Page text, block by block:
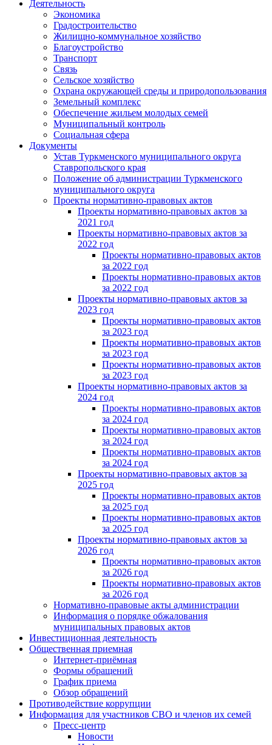
Деятельность
Экономика
Градостроительство
Жилищно-коммунальное хозяйство
Благоустройство
Транспорт
Связь
Сельское хозяйство
Охрана окружающей среды и природопользования
Земельный комплекс
Обеспечение жильем молодых семей
Муниципальный контроль
Социальная сфера
Документы
Устав Туркменского муниципального округа
Ставропольского края
Положение об администрации Туркменского
муниципального округа
Проекты нормативно-правовых актов
Проекты нормативно-правовых актов за
2021 год
Проекты нормативно-правовых актов за
2022 год
Проекты нормативно-правовых актов
за 2022 год
Проекты нормативно-правовых актов
за 2022 год
Проекты нормативно-правовых актов за
2023 год
Проекты нормативно-правовых актов
за 2023 год
Проекты нормативно-правовых актов
за 2023 год
Проекты нормативно-правовых актов
за 2023 год
Проекты нормативно-правовых актов за
2024 год
Проекты нормативно-правовых актов
за 2024 год
Проекты нормативно-правовых актов
за 2024 год
Проекты нормативно-правовых актов
за 2024 год
Проекты нормативно-правовых актов за
2025 год
Проекты нормативно-правовых актов
за 2025 год
Проекты нормативно-правовых актов
за 2025 год
Проекты нормативно-правовых актов за
2026 год
Проекты нормативно-правовых актов
за 2026 год
Проекты нормативно-правовых актов
за 2026 год
Нормативно-правовые акты администрации
Информация о порядке обжалования
муниципальных правовых актов
Инвестиционная деятельность
Общественная приемная
Интернет-приёмная
Формы обращений
График приема
Обзор обращений
Противодействие коррупции
Информация для участников СВО и членов их семей
Пресс-центр
Новости